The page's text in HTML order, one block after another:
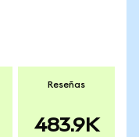
Reseñas
483.9K